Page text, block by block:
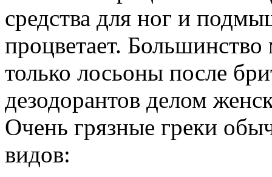
средства для ног и
процветает.
только лосьоны после
дезодорантов делом
Очень грязные греки
видов: